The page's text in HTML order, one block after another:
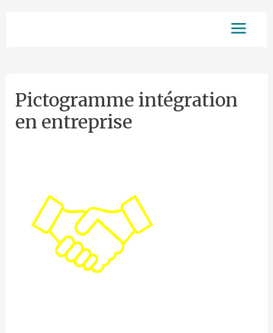
Pictogramme intégration
en entreprise